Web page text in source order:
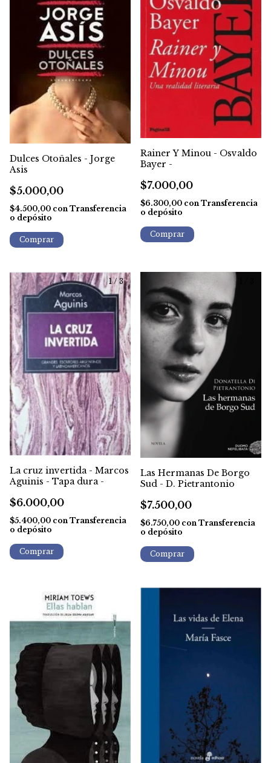
Dulces Otoñales - Jorge
Asis
$5.000,00
$4.500,00 con Transferencia
o depósito
Rainer Y Minou - Osvaldo
Bayer -
$7.000,00
$6.300,00 con Transferencia
o depósito
1/ 3
La cruz invertida - Marcos
Aguinis - Tapa dura -
$6.000,00
$5.400,00 con Transferencia
o depósito
Las Hermanas De Borgo
Sud - D. Pietrantonio
$7.500,00
$6.750,00 con Transferencia
o depósito